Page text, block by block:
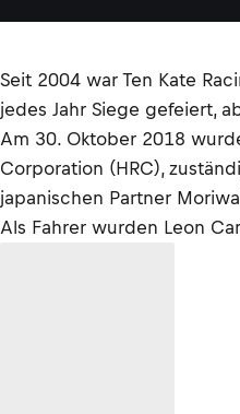
Seit 2004 war Ten Kate
jedes Jahr Siege gefeiert,
Am 30. Oktober 2018
Corporation (HRC),
japanischen Partner
Als Fahrer wurden Leon